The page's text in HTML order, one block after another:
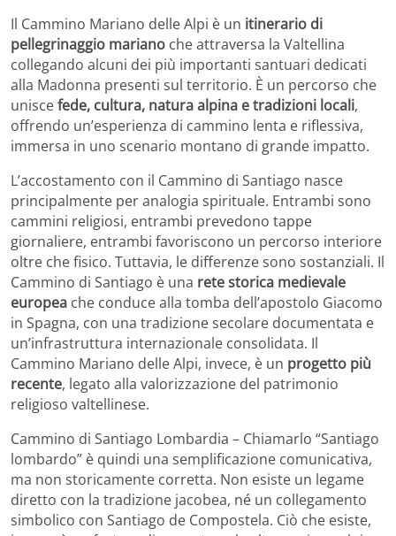
Il Cammino Mariano delle Alpi è un itinerario di
pellegrinaggio mariano che attraversa la Valtellina
collegando alcuni dei più importanti santuari dedicati
alla Madonna presenti sul territorio. È un percorso che
uniscefede, cultura, natura alpina e tradizioni locali,
offrendo un’esperienza di cammino lenta e riflessiva,
immersa in uno scenario montano di grande impatto.
L’accostamento con il Cammino di Santiago nasce
principalmente per analogia spirituale. Entrambi sono
cammini religiosi, entrambi prevedono tappe
giornaliere, entrambi favoriscono un percorso interiore
oltre che fisico. Tuttavia, le differenze sono sostanziali. Il
Cammino di Santiago è una rete storica medievale
europea che conduce alla tomba dell’apostolo Giacomo
in Spagna, con una tradizione secolare documentata e
un’infrastruttura internazionale consolidata. Il
Cammino Mariano delle Alpi, invece, è un progetto più
recente, legato alla valorizzazione del patrimonio
religioso valtellinese.
Cammino di Santiago Lombardia – Chiamarlo “Santiago
lombardo” è quindi una semplificazione comunicativa,
ma non storicamente corretta. Non esiste un legame
diretto con la tradizione jacobea, né un collegamento
simbolico con Santiago de Compostela. Ciò che esiste,